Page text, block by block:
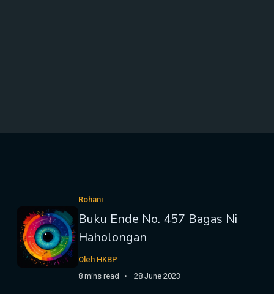
Rohani
Buku Ende No. 457 Bagas Ni
Haholongan
Oleh HKBP
8 mins read
28 June 2023